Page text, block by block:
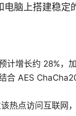
脑上搭建稳定
增长约 28%，
合 AES
热点访问互联网